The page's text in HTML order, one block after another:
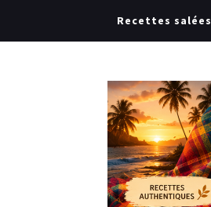
Recettes salées